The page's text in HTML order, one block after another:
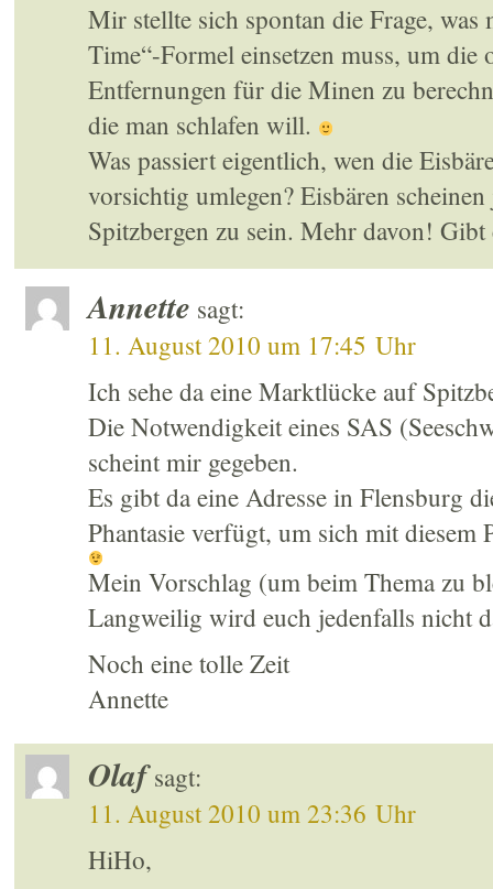
Mir stellte sich spontan die Frage,
Time“-Formel einsetzen muss, um
Entfernungen für die Minen zu
die man schlafen will.
Was passiert eigentlich, wen die
vorsichtig umlegen? Eisbären
Spitzbergen zu sein. Mehr davon! Gibt
Annette sagt:
11. August 2010 um 17:45 Uhr
Ich sehe da eine Marktlücke auf
Die Notwendigkeit eines SAS
scheint mir gegeben.
Es gibt da eine Adresse in Flensburg
Phantasie verfügt, um sich mit diesem
Mein Vorschlag (um beim Thema zu
Langweilig wird euch jedenfalls nicht
Noch eine tolle Zeit
Annette
Olaf sagt:
11. August 2010 um 23:36 Uhr
HiHo,